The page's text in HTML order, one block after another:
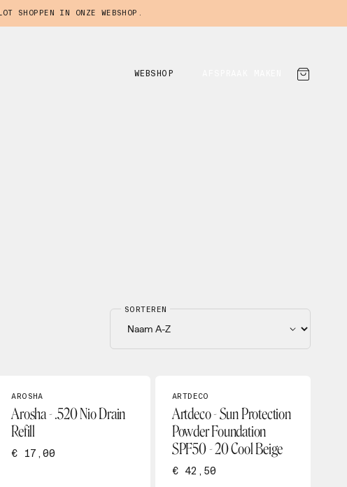
SHOPPEN IN ONZE WEBSHOP.
WEBSHOP
SORTEREN
AROSHA
Arosha - .520 Nio Drain
Refill
€ 17,00
ARTDECO
Artdeco - Sun Protection
Powder Foundation
SPF50 - 20 Cool Beige
€ 42,50